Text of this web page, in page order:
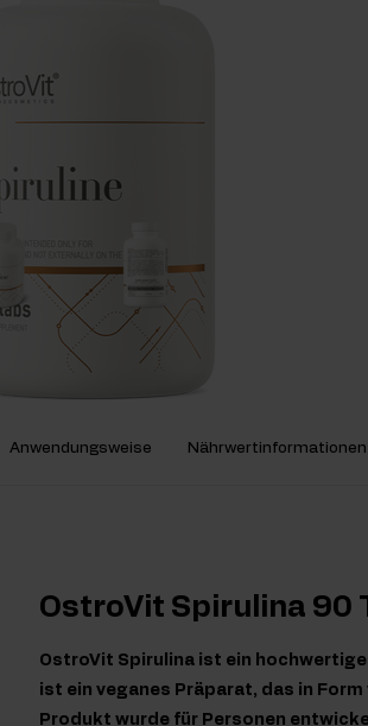
Anwendungsweise Nährwertinformationen
OstroVit Spirulina 90
OstroVit Spirulina ist ein
ist ein veganes Präparat, das in
Produkt wurde für Personen